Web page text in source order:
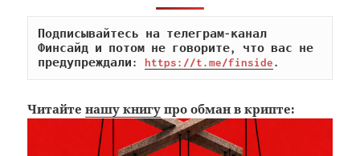
Подписывайтесь на телеграм-канал
Финсайд и потом не говорите, что вас не
предупреждали: https://t.me/finside.
Читайтенашу книгу про обман в крипте: